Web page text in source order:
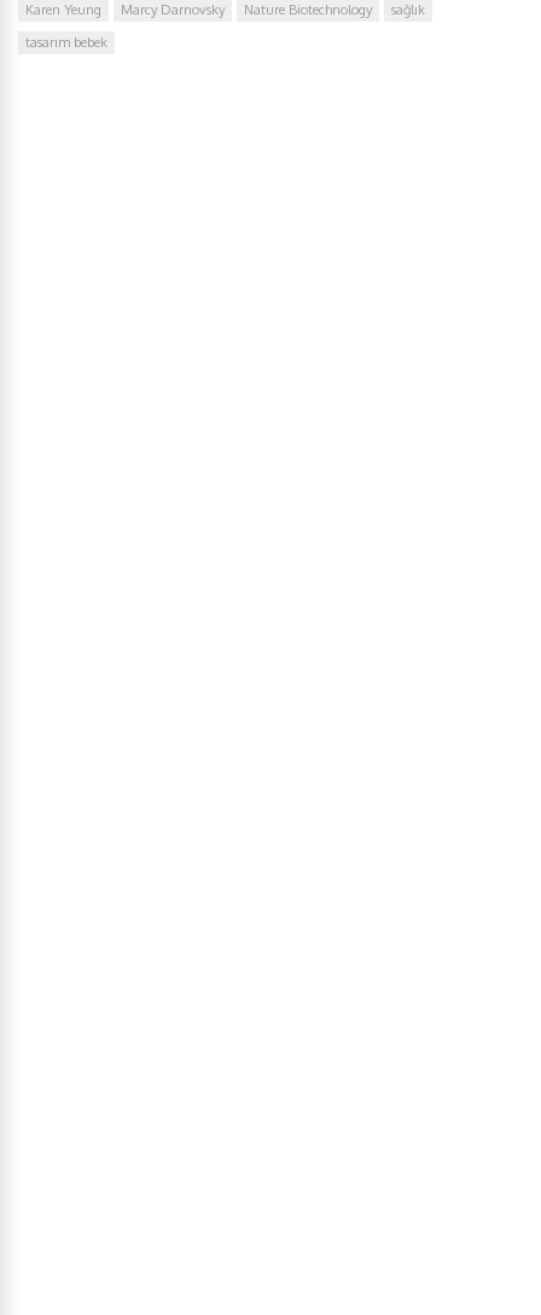
Karen Yeung
Marcy Darnovsky Nature Biotechnology
sağlık
tasarım bebek